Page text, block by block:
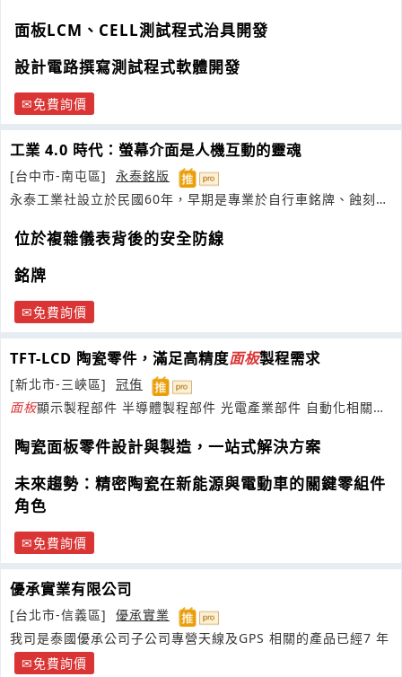
面板LCM、CELL測試程式治具開發
設計電路撰寫測試程式軟體開發
免費詢價
工業 4.0 時代：螢幕介面是人機互動的靈魂
[台中市-南屯區]
永泰銘版
永泰工業社設立於民國60年，早期是專業於自行車銘牌、蝕刻、
位於複雜儀表背後的安全防線
銘牌
免費詢價
TFT-LCD 陶瓷零件，滿足高精度面板製程需求
[新北市-三峽區]
冠侑
面板顯示製程部件 半導體製程部件 光電產業部件 自動化相關部
陶瓷面板零件設計與製造，一站式解決方案
未來趨勢：精密陶瓷在新能源與電動車的關鍵零組件
角色
免費詢價
優承實業有限公司
[台北市-信義區]
優承實業
我司是泰國優承公司子公司專營天線及GPS 相關的產品已經7 年
免費詢價